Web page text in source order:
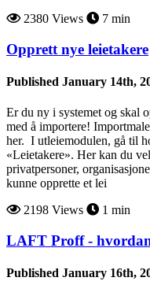
2380 Views
7 min
Opprett nye leietakere
Published January 14th,
Er du ny i systemet og skal
med å importere!
her. I utleiemodulen, gå til
«Leietakere». Her kan du
privatpersoner,
kunne opprette et lei
2198 Views
1 min
LAFT Proff -
Published January 16th,